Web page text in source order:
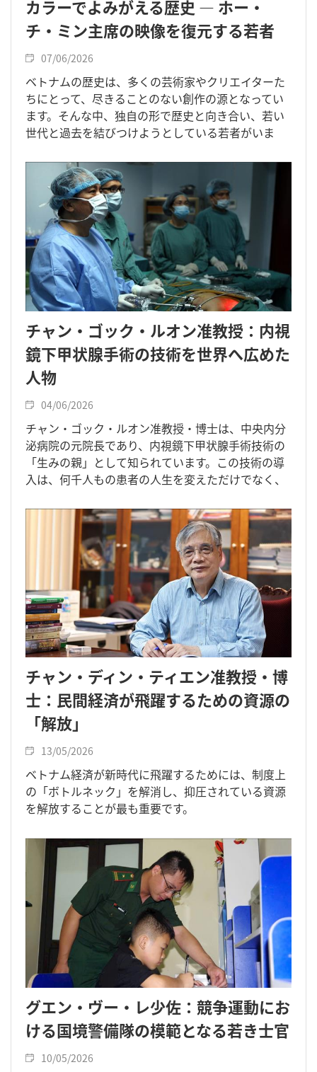
カラーでよみがえる歴史 ― ホー・
チ・ミン主席の映像を復元する若者
07/06/2026
ベトナムの歴史は、多くの芸術家やクリエイターた
ちにとって、尽きることのない創作の源となってい
ます。そんな中、独自の形で歴史と向き合い、若い
世代と過去を結びつけようとしている若者がいま
クアンさんです。
チャン・ゴック・ルオン准教授：内視
鏡下甲状腺手術の技術を世界へ広めた
人物
04/06/2026
チャン・ゴック・ルオン准教授・博士は、中央内分
泌病院の元院長であり、内視鏡下甲状腺手術技術の
「生みの親」として知られています。この技術の導
入は、何千人もの患者の人生を変えただけでなく、
術の研修と移転の中心地となるきっかけを作りまし
チャン・ディン・ティエン准教授・博
士：民間経済が飛躍するための資源の
「解放」
13/05/2026
ベトナム経済が新時代に飛躍するためには、制度上
の「ボトルネック」を解消し、抑圧されている資源
を解放することが最も重要です。
グエン・ヴー・レ少佐：競争運動にお
ける国境警備隊の模範となる若き士官
10/05/2026